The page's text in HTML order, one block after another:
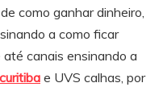
como ganhar dinheiro,
a como ficar
canais ensinando a
e UVS calhas, por